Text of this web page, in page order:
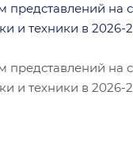
представлений на
и техники в 2026-
представлений
и техники в 2026-